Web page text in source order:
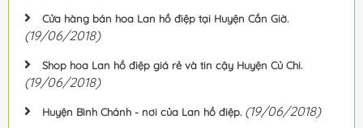
Cửa hàng bán hoa Lan hồ điệp tại Huyện Cần Giờ.
(19/06/2018)
Shop hoa Lan hồ điệp giá rẻ và tin cậy Huyện Củ Chi.
(19/06/2018)
Huyện Bình Chánh - nơi của Lan hồ điệp. (19/06/2018)